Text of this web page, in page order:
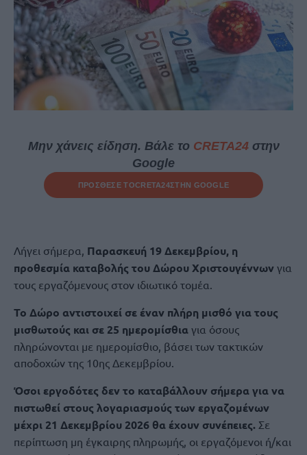
Μην χάνεις είδηση. Βάλε το CRETA24στην
Google
ΠΡΟΣΘΕΣΕ ΤΟCRETA24ΣΤΗΝ GOOGLE
Λήγει σήμερα, Παρασκευή 19 Δεκεμβρίου, η
προθεσμία καταβολής του Δώρου Χριστουγέννων για
τους εργαζόμενους στον ιδιωτικό τομέα.
Το Δώρο αντιστοιχεί σε έναν πλήρη μισθό για τους
μισθωτούς και σε 25 ημερομίσθια για όσους
πληρώνονται με ημερομίσθιο, βάσει των τακτικών
αποδοχών της 10ης Δεκεμβρίου.
Όσοι εργοδότες δεν το καταβάλλουν σήμερα για να
πιστωθεί στους λογαριασμούς των εργαζομένων
μέχρι 21 Δεκεμβρίου 2026 θα έχουν συνέπειες. Σε
περίπτωση μη έγκαιρης πληρωμής, οι εργαζόμενοι ή/και